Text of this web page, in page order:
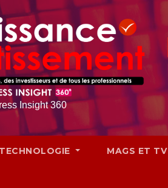
Insight 360
TECHNOLOGIE MAGS ET TV